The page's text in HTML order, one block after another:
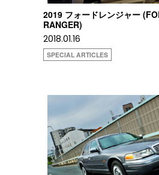
2019 フォードレンジャー
RANGER)
2018.01.16
SPECIAL ARTICLES